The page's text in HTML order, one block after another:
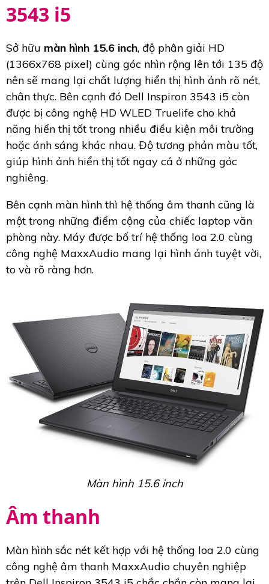
3543 i5
Sở hữu màn hình 15.6 inch, độ phân giải HD
(1366x768 pixel) cùng góc nhìn rộng lên tới 135 độ
nên sẽ mang lại chất lượng hiển thị hình ảnh rõ nét,
chân thực. Bên cạnh đó Dell Inspiron 3543 i5 còn
được bị công nghệ HD WLED Truelife cho khả
năng hiển thị tốt trong nhiều điều kiện môi trường
hoặc ánh sáng khác nhau. Độ tương phản màu tốt,
giúp hình ảnh hiển thị tốt ngay cả ở những góc
nghiêng.
Bên cạnh màn hình thì hệ thống âm thanh cũng là
một trong những điểm cộng của chiếc laptop văn
phòng này. Máy được bố trí hệ thống loa 2.0 cùng
công nghệ MaxxAudio mang lại hình ảnh tuyệt vời,
to và rõ ràng hơn.
Màn hình 15.6 inch
Âm thanh
Màn hình sắc nét kết hợp với hệ thống loa 2.0 cùng
công nghệ âm thanh MaxxAudio chuyên nghiệp